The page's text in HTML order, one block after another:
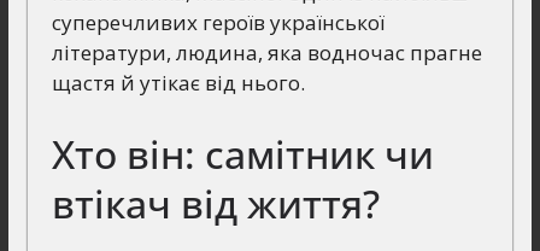
суперечливих героїв української
літератури, людина, яка водночас прагне
щастя й утікає від нього.
Хто він: самітник чи
втікач від життя?